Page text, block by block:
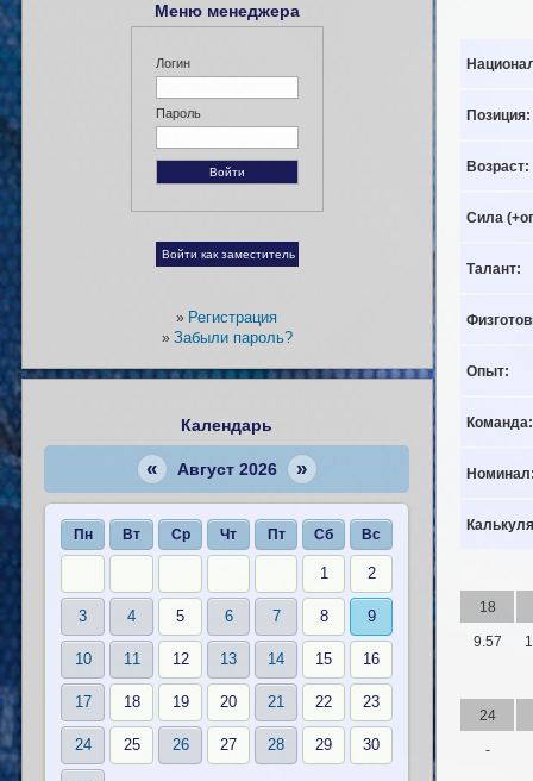
Позиция:
Возраст:
Сила
Талант:
Опыт:
Команда:
18
9.57
24
-
Меню менеджера
Логин
Пароль
» Регистрация
» Забыли пароль?
Календарь
« Август 2026 »
Пн Вт Ср Чт Пт Сб Вс
1 2
3 4 5 6 7 8 9
10 11 12 13 14 15 16
17 18 19 20 21 22 23
24 25 26 27 28 29 30